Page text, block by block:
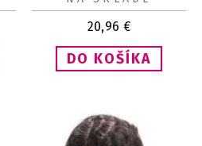
20,96 €